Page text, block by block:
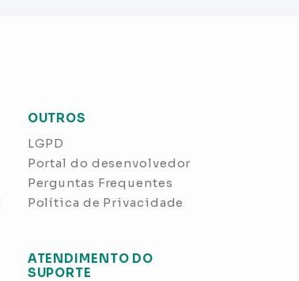
OUTROS
LGPD
Portal do desenvolvedor
Perguntas Frequentes
Política de Privacidade
ATENDIMENTO DO
SUPORTE